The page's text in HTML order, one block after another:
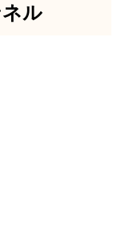
ル